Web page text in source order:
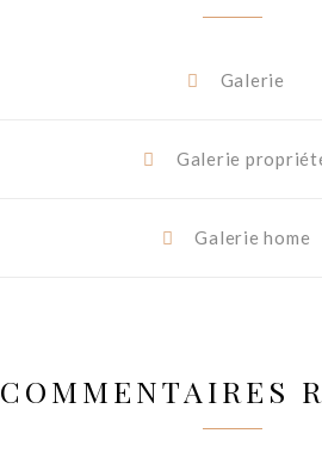
Galerie
Galerie
Galerie home
COMMENTAIRES